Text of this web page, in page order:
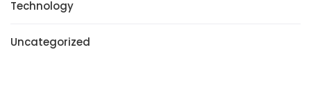
Technology
Uncategorized